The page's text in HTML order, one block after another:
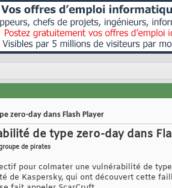
zero-day dans Flash Player
de type zero-day dans
de pirates
pour colmater une vulnérabilité de
de Kaspersky, qui ont découvert cette